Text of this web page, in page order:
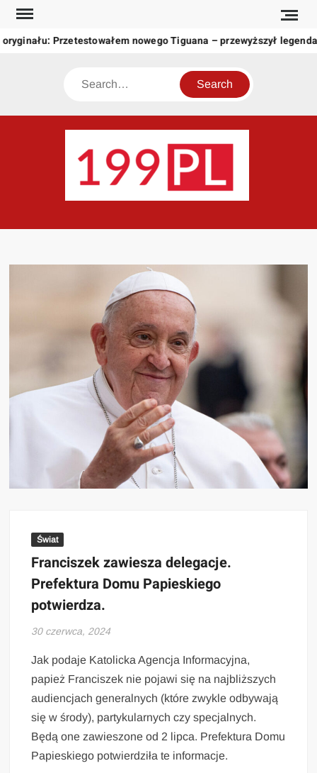
Skip
content
Przetestowałem nowego Tiguana – przewyższył
Search
świat
Świat
Franciszek zawiesza delegacje.
Prefektura Domu Papieskiego
potwierdza.
30 czerwca, 2024
Jak podaje Katolicka Agencja Informacyjna,
papież Franciszek nie pojawi się na najbliższych
audiencjach generalnych (które zwykle odbywają
się w środy), partykularnych czy specjalnych.
Będą one zawieszone od 2 lipca. Prefektura Domu
Papieskiego potwierdziła te informacje.